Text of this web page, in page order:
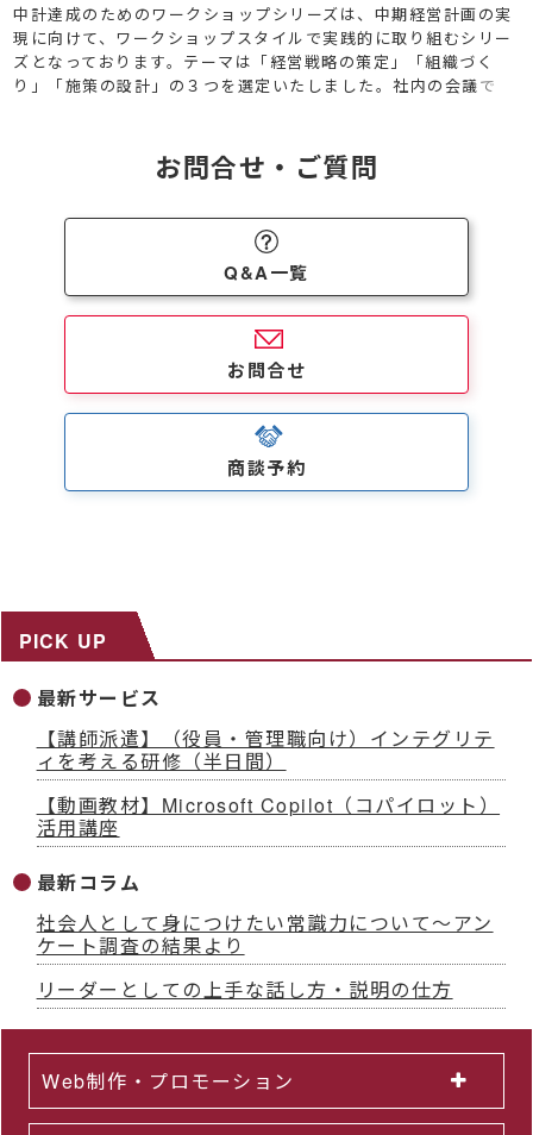
中計達成のためのワークショップシリーズは、中期経営計画の実
現に向けて、ワークショップスタイルで実践的に取り組むシリー
ズとなっております。テーマは「経営戦略の策定」「組織づく
り」「施策の設計」の３つを選定いたしました。社内の会議で
お問合せ・ご質問
Q&A一覧
お問合せ
商談予約
PICK UP
最新サービス
【講師派遣】（役員・管理職向け）インテグリテ
ィを考える研修（半日間）
【動画教材】Microsoft Copilot（コパイロット）
活用講座
最新コラム
社会人として身につけたい常識力について～アン
ケート調査の結果より
リーダーとしての上手な話し方・説明の仕方
Web制作・プロモーション